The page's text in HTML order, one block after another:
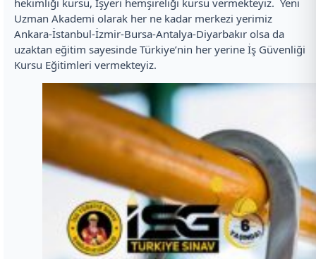
Uzman Akademi olarak her ne kadar merkezi yerimiz
Ankara-İstanbul-İzmir-Bursa-Antalya-Diyarbakır olsa da
uzaktan eğitim sayesinde Türkiye’nin her yerine İş Güvenliği
Kursu Eğitimleri vermekteyiz.